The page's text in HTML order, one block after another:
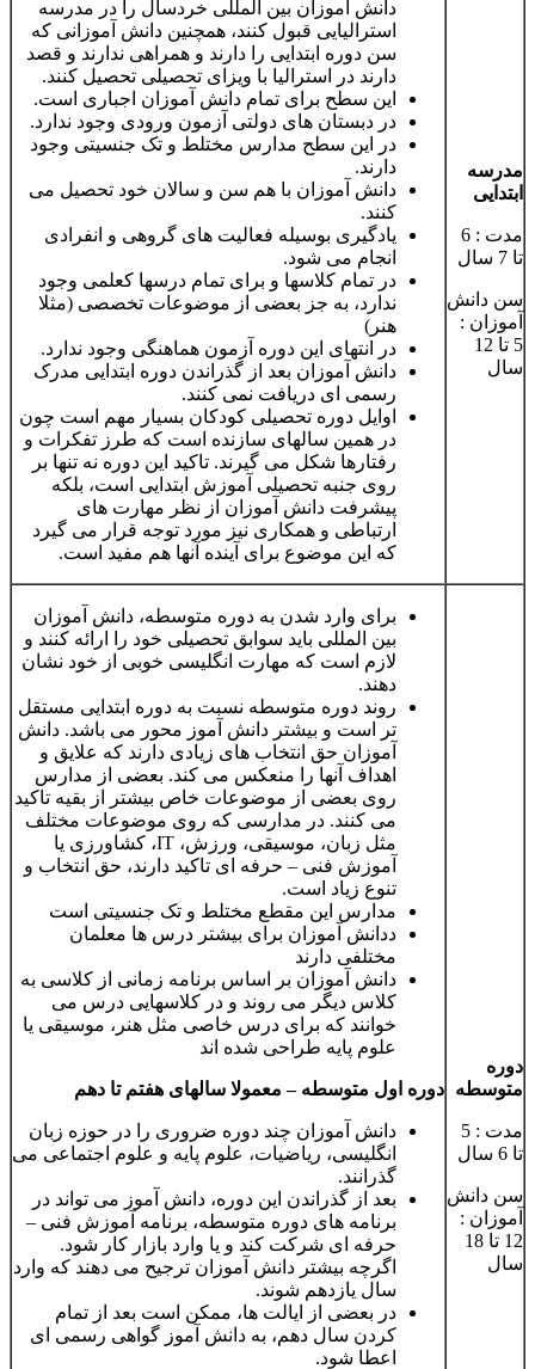
مدرسه
ابتدایی
مدت : 6
تا 7 سال
سن دانش
آموزان :
5 تا 12
سال
دانش آموزان بین المللی خردسال را در مدرسه
استرالیایی قبول کنند، همچنین دانش آموزانی که
سن دوره ابتدایی را دارند و همراهی ندارند و قصد
دارند در استرالیا با ویزای تحصیلی تحصیل کنند.
این سطح برای تمام دانش آموزان اجباری است.
در دبستان های دولتی آزمون ورودی وجود ندارد.
در این سطح مدارس مختلط و تک جنسیتی وجود
دارند.
دانش آموزان با هم سن و سالان خود تحصیل می
کنند.
یادگیری بوسیله فعالیت های گروهی و انفرادی
انجام می شود.
در تمام کلاسها و برای تمام درسها کعلمی وجود
ندارد، به جز بعضی از موضوعات تخصصی (مثلا
هنر)
در انتهای این دوره آزمون هماهنگی وجود ندارد.
دانش آموزان بعد از گذراندن دوره ابتدایی مدرک
رسمی ای دریافت نمی کنند.
اوایل دوره تحصیلی کودکان بسیار مهم است چون
در همین سالهای سازنده است که طرز تفکرات و
رفتارها شکل می گیرند. تاکید این دوره نه تنها بر
روی جنبه تحصیلی آموزش ابتدایی است، بلکه
پیشرفت دانش آموزان از نظر مهارت های
ارتباطی و همکاری نیز مورد توجه قرار می گیرد
که این موضوع برای آینده آنها هم مفید است.
دوره
متوسطه
مدت : 5
تا 6 سال
سن دانش
آموزان :
12 تا 18
سال
برای وارد شدن به دوره متوسطه، دانش آموزان
بین المللی باید سوابق تحصیلی خود را ارائه کنند و
لازم است که مهارت انگلیسی خوبی از خود نشان
دهند.
روند دوره متوسطه نسبت به دوره ابتدایی مستقل
تر است و بیشتر دانش آموز محور می باشد. دانش
آموزان حق انتخاب های زیادی دارند که علایق و
اهداف آنها را منعکس می کند. بعضی از مدارس
روی بعضی از موضوعات خاص بیشتر از بقیه تاکید
می کنند. در مدارسی که روی موضوعات مختلف
مثل زبان، موسیقی، ورزش، IT، کشاورزی یا
آموزش فنی – حرفه ای تاکید دارند، حق انتخاب و
تنوع زیاد است.
مدارس این مقطع مختلط و تک جنسیتی است
ددانش آموزان برای بیشتر درس ها معلمان
مختلفی دارند
دانش آموزان بر اساس برنامه زمانی از کلاسی به
کلاس دیگر می روند و در کلاسهایی درس می
خوانند که برای درس خاصی مثل هنر، موسیقی یا
علوم پایه طراحی شده اند
دوره اول متوسطه – معمولا سالهای هفتم تا دهم
دانش آموزان چند دوره ضروری را در حوزه زبان
انگلیسی، ریاضیات، علوم پایه و علوم اجتماعی می
گذرانند.
بعد از گذراندن این دوره، دانش آموز می تواند در
برنامه های دوره متوسطه، برنامه آموزش فنی –
حرفه ای شرکت کند و یا وارد بازار کار شود.
اگرچه بیشتر دانش آموزان ترجیح می دهند که وارد
سال یازدهم شوند.
در بعضی از ایالت ها، ممکن است بعد از تمام
کردن سال دهم، به دانش آموز گواهی رسمی ای
اعطا شود.